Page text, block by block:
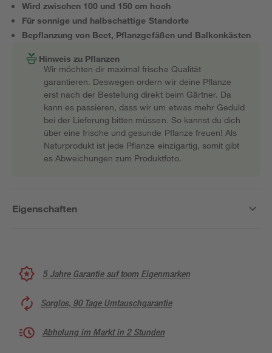
Wird zwischen 100 und 150 cm hoch
Für sonnige und halbschattige Standorte
Bepflanzung von Beet, Pflanzgefäßen und Balkonkästen
Hinweis zu Pflanzen
Wir möchten dir maximal frische Qualität
garantieren. Deswegen ordern wir deine Pflanze
erst nach der Bestellung direkt beim Gärtner. Da
kann es passieren, dass wir um etwas mehr Geduld
bei der Lieferung bitten müssen. So kannst du dich
über eine frische und gesunde Pflanze freuen! Als
Naturprodukt ist jede Pflanze einzigartig, somit gibt
es Abweichungen zum Produktfoto.
Eigenschaften
5 Jahre Garantie auf toom Eigenmarken
Sorglos, 90 Tage Umtauschgarantie
Abholung im Markt in 2 Stunden